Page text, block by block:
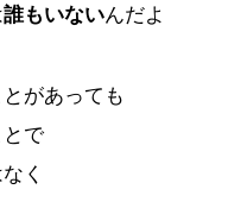
誰もいないんだよ
があっても
で
く